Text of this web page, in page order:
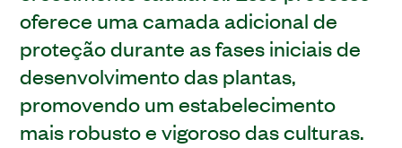
oferece uma camada adicional de
proteção durante as fases iniciais de
desenvolvimento das plantas,
promovendo um estabelecimento
mais robusto e vigoroso das culturas.